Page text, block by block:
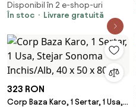
Disponibil în 2 e-shop-uri
În stoc
Livrare gratuită
323 RON
Corp Baza Karo, 1 Sertar, 1 Usa,